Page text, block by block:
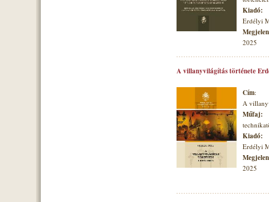
Kiadó:
Erdélyi
2025
A villanyvilágítás története
Cím:
A
Műfaj:
Kiadó:
Erdélyi
2025